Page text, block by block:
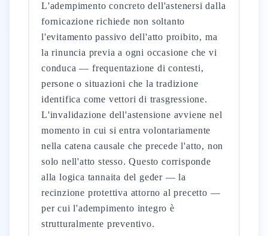
L'adempimento concreto dell'astenersi dalla
fornicazione richiede non soltanto
l'evitamento passivo dell'atto proibito, ma
la rinuncia previa a ogni occasione che vi
conduca — frequentazione di contesti,
persone o situazioni che la tradizione
identifica come vettori di trasgressione.
L'invalidazione dell'astensione avviene nel
momento in cui si entra volontariamente
nella catena causale che precede l'atto, non
solo nell'atto stesso. Questo corrisponde
alla logica tannaita del geder — la
recinzione protettiva attorno al precetto —
per cui l'adempimento integro è
strutturalmente preventivo.